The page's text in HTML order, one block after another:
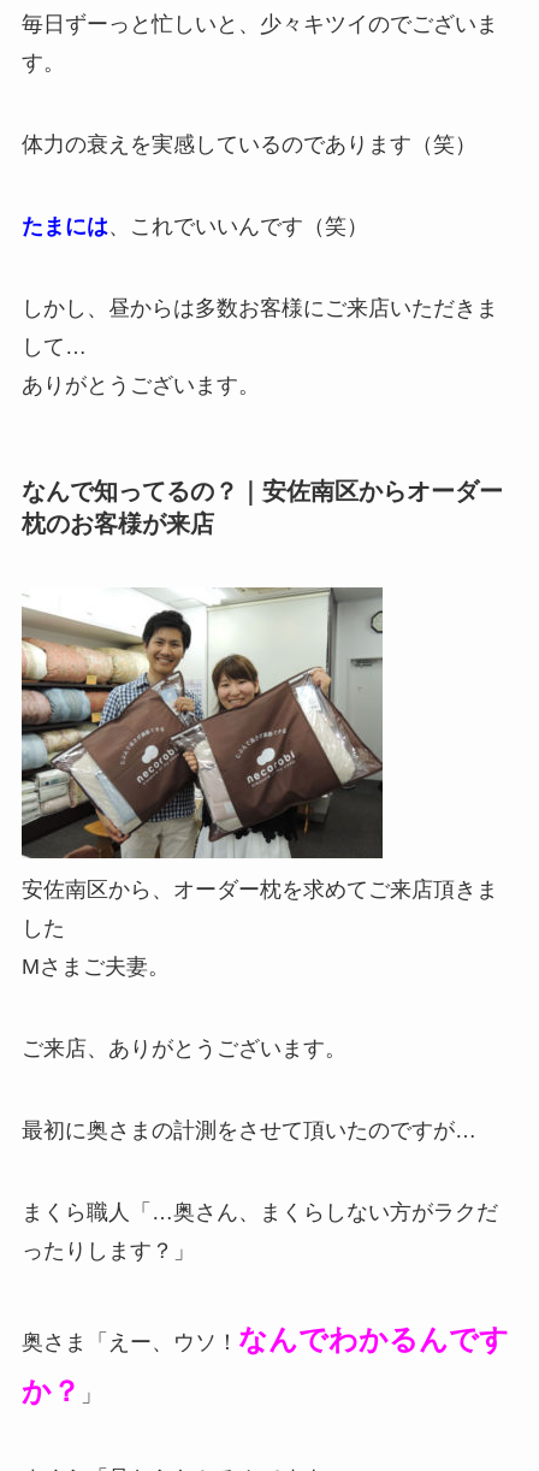
毎日ずーっと忙しいと、少々キツイのでございま
す。
体力の衰えを実感しているのであります（笑）
たまには、これでいいんです（笑）
しかし、昼からは多数お客様にご来店いただきま
して…
ありがとうございます。
なんで知ってるの？｜安佐南区からオーダー
枕のお客様が来店
安佐南区から、オーダー枕を求めてご来店頂きま
した
Mさまご夫妻。
ご来店、ありがとうございます。
最初に奥さまの計測をさせて頂いたのですが…
まくら職人「…奥さん、まくらしない方がラクだ
ったりします？」
奥さま「えー、ウソ！ なんでわかるんです
か？ 」